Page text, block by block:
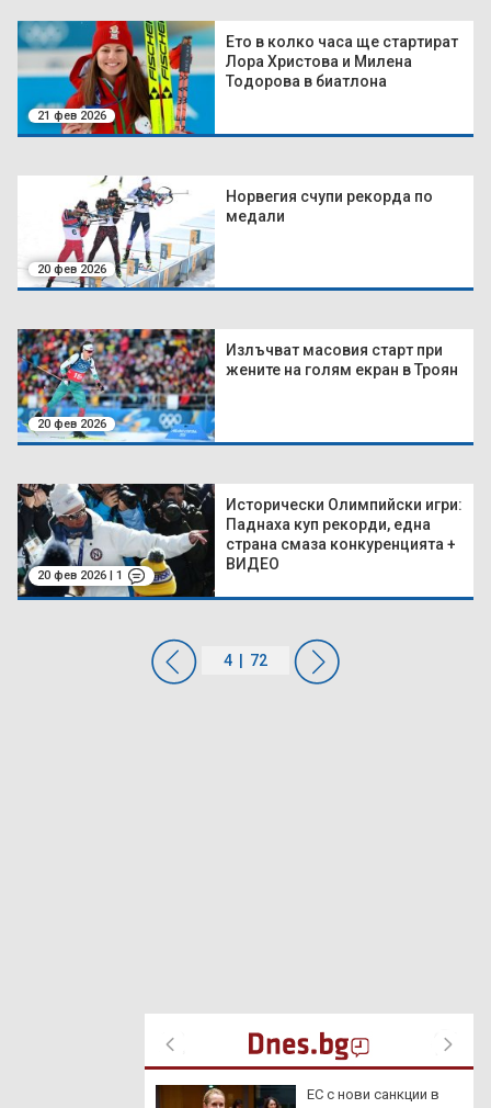
21 фев 2026
Ето в колко часа ще стартират
Лора Христова и Милена
Тодорова в биатлона
20 фев 2026
Норвегия счупи рекорда по
медали
20 фев 2026
Излъчват масовия старт при
жените на голям екран в Троян
20 фев 2026 | 1
Исторически Олимпийски игри:
Паднаха куп рекорди, една
страна смаза конкуренцията +
ВИДЕО
ЕС с нови санкции в